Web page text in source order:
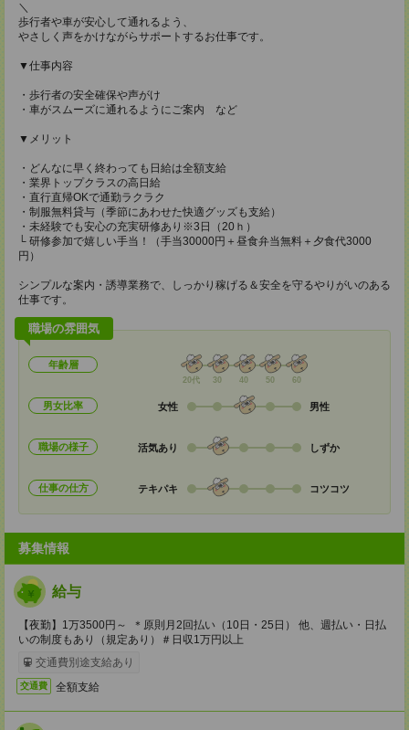
＼
歩行者や車が安心して通れるよう、
やさしく声をかけながらサポートするお仕事です。
▼仕事内容
・歩行者の安全確保や声がけ
・車がスムーズに通れるようにご案内 など
▼メリット
・どんなに早く終わっても日給は全額支給
・業界トップクラスの高日給
・直行直帰OKで通勤ラクラク
・制服無料貸与（季節にあわせた快適グッズも支給）
・未経験でも安心の充実研修あり※3日（20ｈ）
└ 研修参加で嬉しい手当！（手当30000円＋昼食弁当無料＋夕食代3000
円）
シンプルな案内・誘導業務で、しっかり稼げる＆安全を守るやりがいのある
仕事です。
職場の雰囲気
年齢層
20代 30 40 50 60
男女比率 女性 男性
職場の様子 活気あり しずか
仕事の仕方 テキパキ コツコツ
募集情報
給与
【夜勤】1万3500円～ ＊原則月2回払い（10日・25日） 他、週払い・日払
いの制度もあり（規定あり）＃日収1万円以上
交通費別途支給あり
交通費 全額支給